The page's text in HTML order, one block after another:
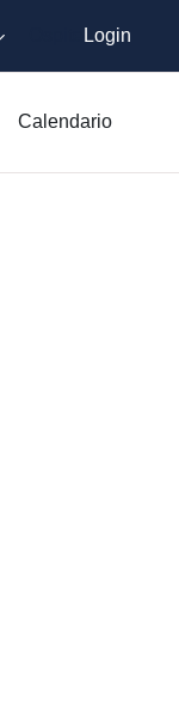
Login
Calendario